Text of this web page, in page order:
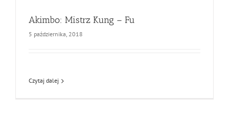
Akimbo: Mistrz Kung – Fu
5 października, 2018
Czytaj dalej